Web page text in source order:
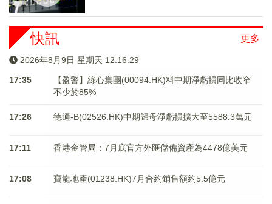
更多
快訊
2026年8月9日 星期天 12:16:29
17:35
【盈警】綠心集團(00094.HK)料中期淨虧損同比收窄
不少於85%
17:26 德適-B(02526.HK)中期歸母淨虧損擴大至5588.3萬元
17:11 香港金管局：7月底官方外匯儲備資產為4478億美元
17:08 寶龍地產(01238.HK)7月合約銷售額約5.5億元